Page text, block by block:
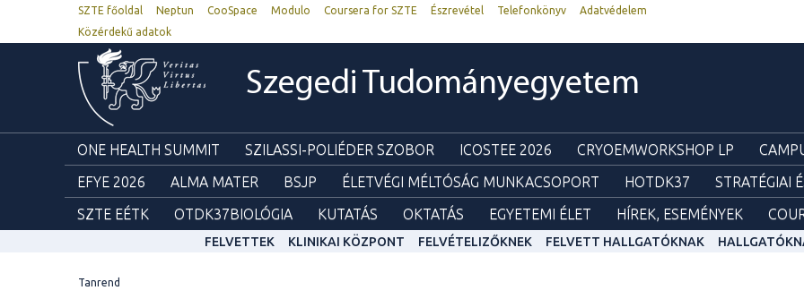
SZTE főoldal Neptun CooSpace Modulo Coursera for SZTE Észrevétel Telefonkönyv
Adatvédelem
Közérdekű adatok
Szegedi Tudományegyetem
ONE HEALTH SUMMIT SZILASSI-POLIÉDER SZOBOR ICOSTEE 2026 CRYOEMWORKSHOP LP
EFYE 2026
ALMA MATER BSJP ÉLETVÉGI MÉLTÓSÁG MUNKACSOPORT HOTDK37 STRATÉGIAI
SZTE EÉTK
OTDK37BIOLÓGIA KUTATÁS OKTATÁS EGYETEMI ÉLET HÍREK, ESEMÉNYEK
FELVETTEK KLINIKAI KÖZPONT FELVÉTELIZŐKNEK FELVETT HALLGATÓKNAK
Tanrend